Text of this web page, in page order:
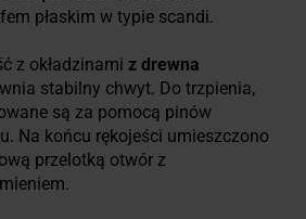
płaskim w typie scandi.
z okładzinami z drewna
stabilny chwyt. Do trzpienia,
są za pomocą pinów
Na końcu rękojeści umieszczono
przelotką otwór z